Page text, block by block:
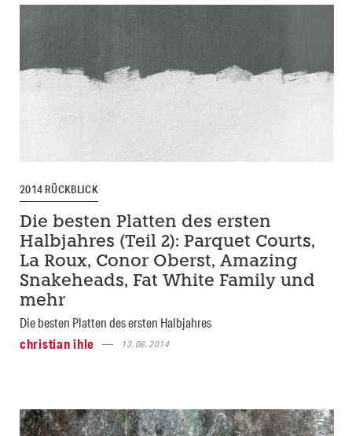
2014 RÜCKBLICK
Die besten Platten des ersten
Halbjahres (Teil 2): Parquet Courts,
La Roux, Conor Oberst, Amazing
Snakeheads, Fat White Family und
mehr
Die besten Platten des ersten Halbjahres
christian ihle
13.08.2014